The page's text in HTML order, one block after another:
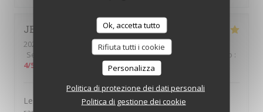
Ok, accetta tutto
Rifiuta tutti i cookie
Personalizza
Politica di protezione dei dati personali
Politica di gestione dei cookie
JEROME
2022-03-06
- 12:00 - Ospiti 3
Servizio
Atmosfera:5/5 Cucina:4/5 Qualità / Prezzo :
4/5
Le cadre, la gentillesse des serveurs et serveuses et la